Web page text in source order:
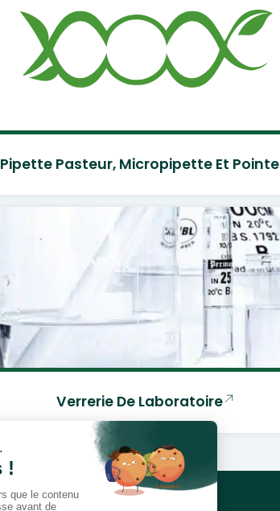
Pipette Pasteur, Micropipette Et Pointe
Verrerie De Laboratoire